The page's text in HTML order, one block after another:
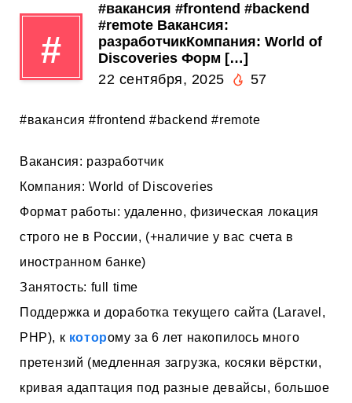
#
#вакансия #frontend #backend
#remote Вакансия:
разработчикКомпания: World of
Discoveries Форм […]
22 сентября, 2025
57
#вакансия #frontend #backend #remote
Вакансия: разработчик
Компания: World of Discoveries
Формат работы: удаленно, физическая локация
строго не в России, (+наличие у вас счета в
иностранном банке)
Занятость: full time
Поддержка и доработка текущего сайта (Laravel,
PHP), к которому за 6 лет накопилось много
претензий (медленная загрузка, косяки вёрстки,
кривая адаптация под разные девайсы, большое